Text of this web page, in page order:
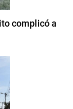
complicó a